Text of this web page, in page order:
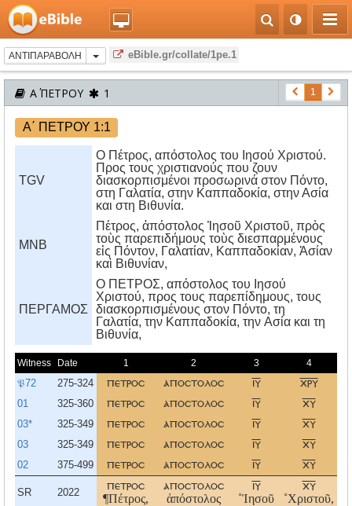
ΑΝΤΙΠΑΡΑΒΟΛΗ eBible.gr/collate/1pe.1
Α΄ ΠΕΤΡΟΥ 1 1
Α΄ ΠΕΤΡΟΥ 1:1
TGV
Ο Πέτρος, απόστολος του Ιησού Χριστού.
Προς τους χριστιανούς που ζουν
διασκορπισμένοι προσωρινά στον Πόντο,
στη Γαλατία, στην Καππαδοκία, στην Ασία
και στη Βιθυνία.
MNB
Πέτρος, ἀπόστολος Ἰησοῦ Χριστοῦ, πρὸς
τοὺς παρεπιδήμους τοὺς διεσπαρμένους
εἰς Πόντον, Γαλατίαν, Καππαδοκίαν, Ἀσίαν
καὶ Βιθυνίαν,
ΠΕΡΓΑΜΟΣ
O ΠETPOΣ, απόστολος του Iησού
Xριστού, προς τους παρεπίδημους, τους
διασκορπισμένους στον Πόντο, τη
Γαλατία, την Kαππαδοκία, την Aσία και τη
Bιθυνία,
Witness Date 1 2 3 4
𝔓72 275-324 πετροσ αποστολοσ ιυ χρυ
01 325-360 πετροσ αποστολοσ ιυ χυ
03* 325-349 πετροσ αποστολοσ ιυ χυ
03 325-349 πετροσ αποστολοσ ιυ χυ
02 375-499 πετροσ αποστολοσ ιυ χυ
SR 2022
πετροσ
¶Πέτρος,
αποστολοσ
ἀπόστολος
ιυ
˚Ἰησοῦ
χυ
˚Χριστοῦ,